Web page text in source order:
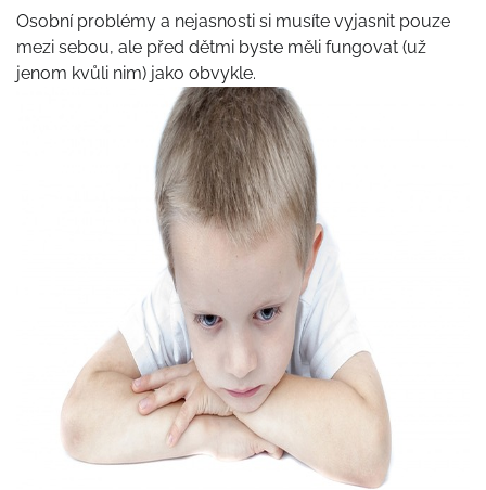
Osobní problémy a nejasnosti si musíte vyjasnit pouze
mezi sebou, ale před dětmi byste měli fungovat (už
jenom kvůli nim) jako obvykle.